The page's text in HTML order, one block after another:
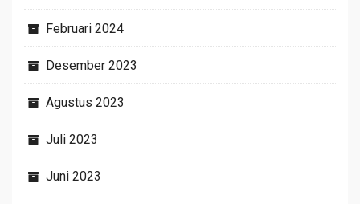
Februari 2024
Desember 2023
Agustus 2023
Juli 2023
Juni 2023